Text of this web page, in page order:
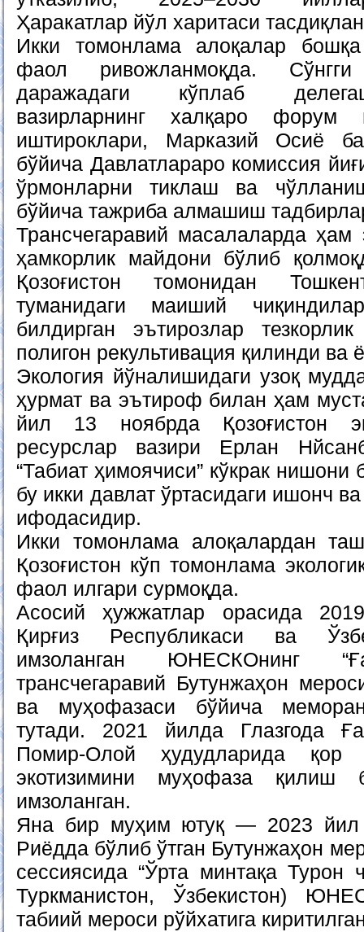
Ҳаракатлар йўл харитаси
Икки томонлама алоқалар
фаол ривожланмоқда.
даражадаги кўплаб
вазирларнинг халқаро форум
иштироклари, Марказий Осиё
бўйича Давлатлараро комиссия
ўрмонларни тиклаш ва
бўйича тажриба алмашиш
Трансчегаравий масалаларда ҳам
ҳамкорлик майдони бўлиб
Қозоғистон томонидан
туманидаги маиший
билдирган эътирозлар
полигон рекультивация қилинди ва
Экология йўналишидаги узоқ
ҳурмат ва эътироф билан ҳам
йил 13 ноябрда Қозоғистон
ресурслар вазири Ерлан
“Табиат ҳимоячиси” кўкрак
бу икки давлат ўртасидаги ишонч
ифодасидир.
Икки томонлама алоқалардан
Қозоғистон кўп томонлама
фаол илгари сурмоқда.
Асосий ҳужжатлар орасида
Қирғиз Республикаси ва
имзоланган ЮНЕСКОнинг
трансчегаравий Бутунжаҳон
ва муҳофазаси бўйича
тутади. 2021 йилда Глазгода
Помир-Олой ҳудудларида
экотизимини муҳофаза қилиш
имзоланган.
Яна бир муҳим ютуқ — 2023 йил
Риёдда бўлиб ўтган Бутунжаҳон
сессиясида “Ўрта минтақа Турон
Туркманистон, Ўзбекистон)
табиий мероси рўйхатига